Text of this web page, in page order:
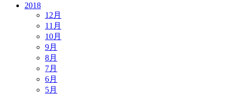
2018
12月
11月
10月
9月
8月
7月
6月
5月